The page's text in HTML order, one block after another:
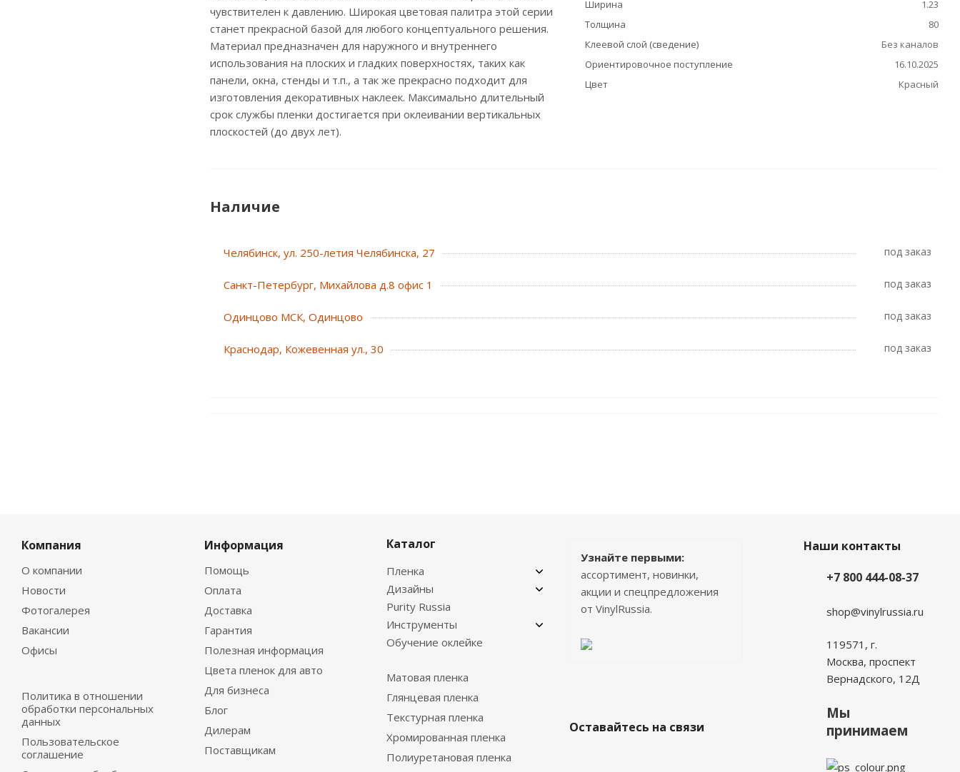
чувствителен к давлению. Широкая цветовая палитра этой серии
станет прекрасной базой для любого концептуального решения.
Материал предназначен для наружного и внутреннего
использования на плоских и гладких поверхностях, таких как
панели, окна, стенды и т.п., а так же прекрасно подходит для
изготовления декоративных наклеек. Максимально длительный
срок службы пленки достигается при оклеивании вертикальных
плоскостей (до двух лет).
Ширина
1.23
Толщина
80
Клеевой слой (сведение)
Без каналов
Ориентировочное поступление
16.10.2025
Цвет
Красный
Наличие
Челябинск, ул. 250-летия Челябинска, 27 Под заказ
Санкт-Петербург, Михайлова д.8 офис 1 Под заказ
Одинцово МСК, Одинцово Под заказ
Краснодар, Кожевенная ул., 30 Под заказ
Компания
О компании
Новости
Фотогалерея
Вакансии
Офисы
Политика в отношении
обработки персональных
данных
Пользовательское
соглашение
Информация
Помощь
Оплата
Доставка
Гарантия
Полезная информация
Цвета пленок для авто
Для бизнеса
Блог
Дилерам
Поставщикам
Каталог
Пленка
Дизайны
Purity Russia
Инструменты
Обучение оклейке
Матовая пленка
Глянцевая пленка
Текстурная пленка
Хромированная пленка
Полиуретановая пленка
Узнайте первыми:
ассортимент, новинки,
акции и спецпредложения
от VinylRussia.
Оставайтесь на связи
Наши контакты
+7 800 444-08-37
shop@vinylrussia.ru
119571,г.
Москва, проспект
Вернадского, 12Д
Мы
принимаем